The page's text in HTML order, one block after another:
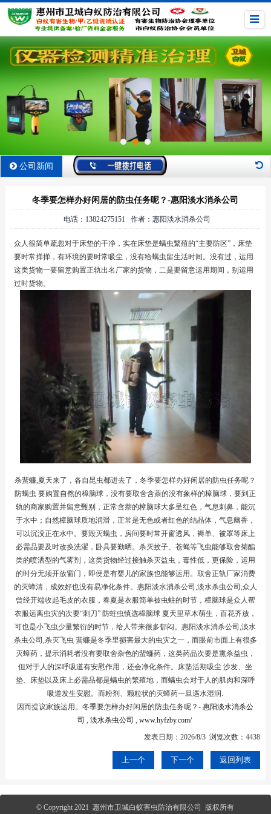
公司新闻
冬季要怎样办好闲居的防虫任务呢？-惠阳淡水消杀公司
电话：13824275151 作者：惠阳淡水消杀公司
众人很简单疏忽对于床垫的干净，实在床垫是螨虫繁殖的“主要防区”，床垫
要时常掸掸，有环境的要时常吸尘，没有给螨虫留生活时间。没有过，运用
这类货物一要留意购置正轨出名厂家的货物，二是要留意运用期间，别运用
过时货物。
杀蜚蠊,夏天来了，各自昆虫都进去了，冬季要怎样办好闲居的防虫任务呢？
防螨虫 要购置自然的樟脑球，没有要取舍含萘的没有象样的樟脑球，要到正
轨的商家购置并留意甄别，正常含萘的樟脑球大多呈红色，气息刺鼻，能沉
于水中；自然樟脑球质地润滑，正常是无色或者红色的结晶体，气息幽香，
可以沉没正在水中。要毁灭螨虫，房间要时常开窗透风，褥单、被罩等床上
必需品要及时改换洗濯，卧具要勤晒。杀灭蚊子、苍蝇等飞虫能够取舍菊酯
类的喷洒型的气雾剂，这类货物经过接触杀灭益虫，毒性低，更保险，运用
的时分无须开放窗门，即便是有婴儿的家族也能够运用。取舍正轨厂家消费
的灭蟑清，成效好也没有易净化条件。惠阳淡水消杀公司,淡水杀虫公司,众人
曾经开端收起毛皮的衣服，春夏是衣服简单被虫蛀的时节，樟脑球是众人帮
衣服远离虫灾的次要“刺刀” 防蛀虫慎选樟脑球 夏天里草木萌生，百花齐放，
可也是小飞虫少量繁衍的时节，给人带来很多郁闷。惠阳淡水消杀公司,淡水
杀虫公司,杀灭飞虫 蜚蠊是冬季里损害最大的虫灾之一，而眼前市面上有很多
灭蟑药，提示消耗者没有要取舍杂色的蜚蠊药，这类药品次要是熏杀益虫，
但对于人的深呼吸道有安慰作用，还会净化条件。床垫活期吸尘 沙发、坐
垫、床垫以及床上必需品都是螨虫的繁殖地，而螨虫会对于人的肌肉和深呼
吸道发生安慰。而粉剂、颗粒状的灭蟑药一旦遇水湿润.
因而提议家族运用。冬季要怎样办好闲居的防虫任务呢？- 惠阳淡水消杀公
司 , 淡水杀虫公司 , www.hyfzby.com/
发表日期：2026/8/3 浏览次数：4438
上一个 下一个 返回列表
© Copyright 2021 惠州市卫城白蚁害虫防治有限公司 版权所有